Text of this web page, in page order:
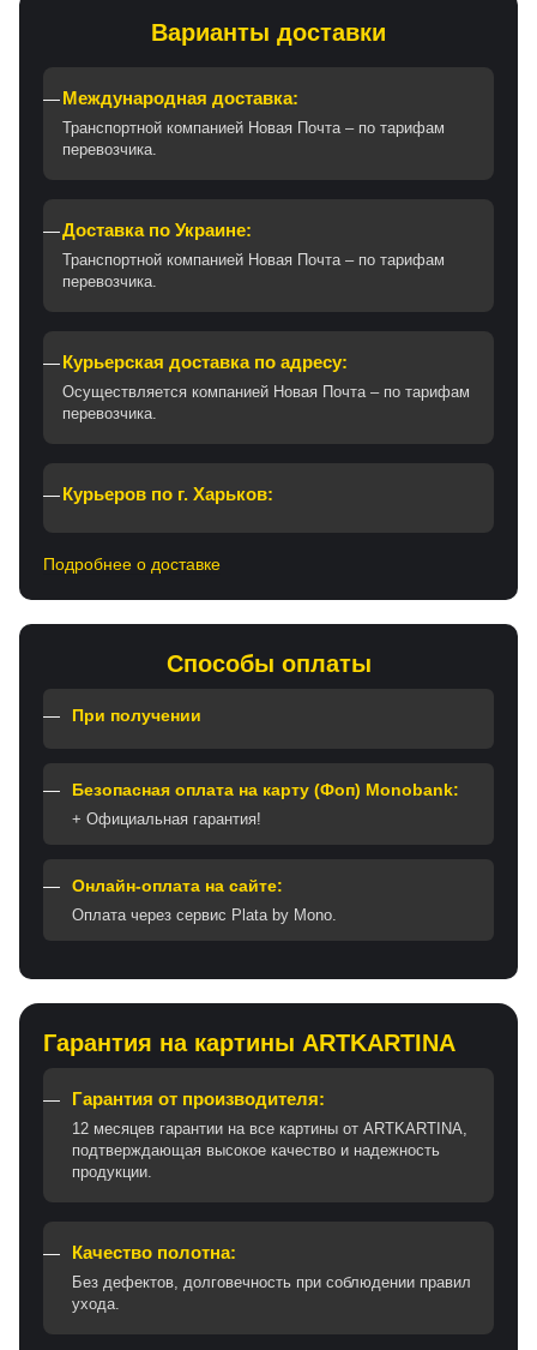
Варианты доставки
Международная доставка:
Транспортной компанией Новая Почта – по тарифам
перевозчика.
Доставка по Украине:
Транспортной компанией Новая Почта – по тарифам
перевозчика.
Курьерская доставка по адресу:
Осуществляется компанией Новая Почта – по тарифам
перевозчика.
Курьеров по г. Харьков:
Подробнее о доставке
Способы оплаты
При получении
Безопасная оплата на карту (Фоп) Monobank:
+ Официальная гарантия!
Онлайн-оплата на сайте:
Оплата через сервис Plata by Mono.
Гарантия на картины ARTKARTINA
Гарантия от производителя:
12 месяцев гарантии на все картины от ARTKARTINA,
подтверждающая высокое качество и надежность
продукции.
Качество полотна:
Без дефектов, долговечность при соблюдении правил
ухода.